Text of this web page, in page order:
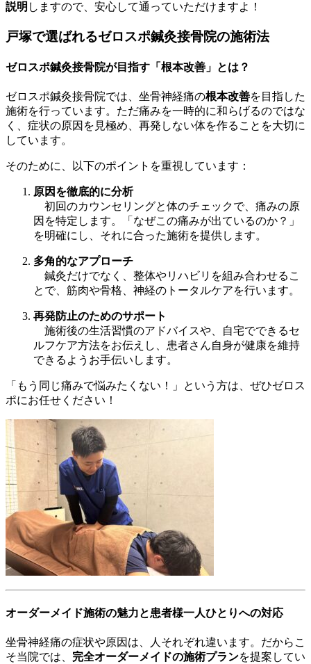
説明 しますので、安心して通っていただけますよ！
戸塚で選ばれるゼロスポ鍼灸接骨院の施術法
ゼロスポ鍼灸接骨院が目指す「根本改善」とは？
ゼロスポ鍼灸接骨院では、坐骨神経痛の根本改善を目指した
施術を行っています。ただ痛みを一時的に和らげるのではな
く、症状の原因を見極め、再発しない体を作ることを大切に
しています。
そのために、以下のポイントを重視しています：
原因を徹底的に分析
初回のカウンセリングと体のチェックで、痛みの原
因を特定します。「なぜこの痛みが出ているのか？」
を明確にし、それに合った施術を提供します。
多角的なアプローチ
鍼灸だけでなく、整体やリハビリを組み合わせるこ
とで、筋肉や骨格、神経のトータルケアを行います。
再発防止のためのサポート
施術後の生活習慣のアドバイスや、自宅でできるセ
ルフケア方法をお伝えし、患者さん自身が健康を維持
できるようお手伝いします。
「もう同じ痛みで悩みたくない！」という方は、ぜひゼロス
ポにお任せください！
オーダーメイド施術の魅力と患者様一人ひとりへの対応
坐骨神経痛の症状や原因は、人それぞれ違います。だからこ
そ当院では、 完全オーダーメイドの施術プランを提案してい